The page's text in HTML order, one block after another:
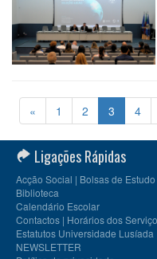
« 1 2 3 4
Ligações Rápidas
Acção Social | Bolsas de Estudo
Biblioteca
Calendário Escolar
Contactos | Horários dos
Estatutos Universidade Lusíada
NEWSLETTER